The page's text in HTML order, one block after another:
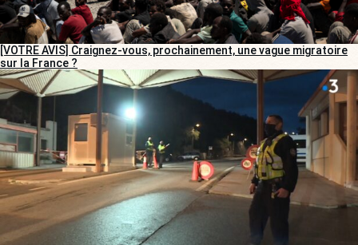
[VOTRE AVIS] Craignez-vous, prochainement, une vague migratoire
sur la France ?